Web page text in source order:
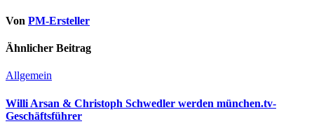
Von PM-Ersteller
Ähnlicher Beitrag
Allgemein
Willi Arsan & Christoph Schwedler werden münchen.tv-
Geschäftsführer